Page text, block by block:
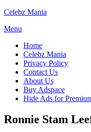
Skip
content
Celebz Mania
Menu
Home
Celebz Mania
Privacy Policy
Contact Us
About Us
Buy Adspace
Hide Ads for
Ronnie Stam